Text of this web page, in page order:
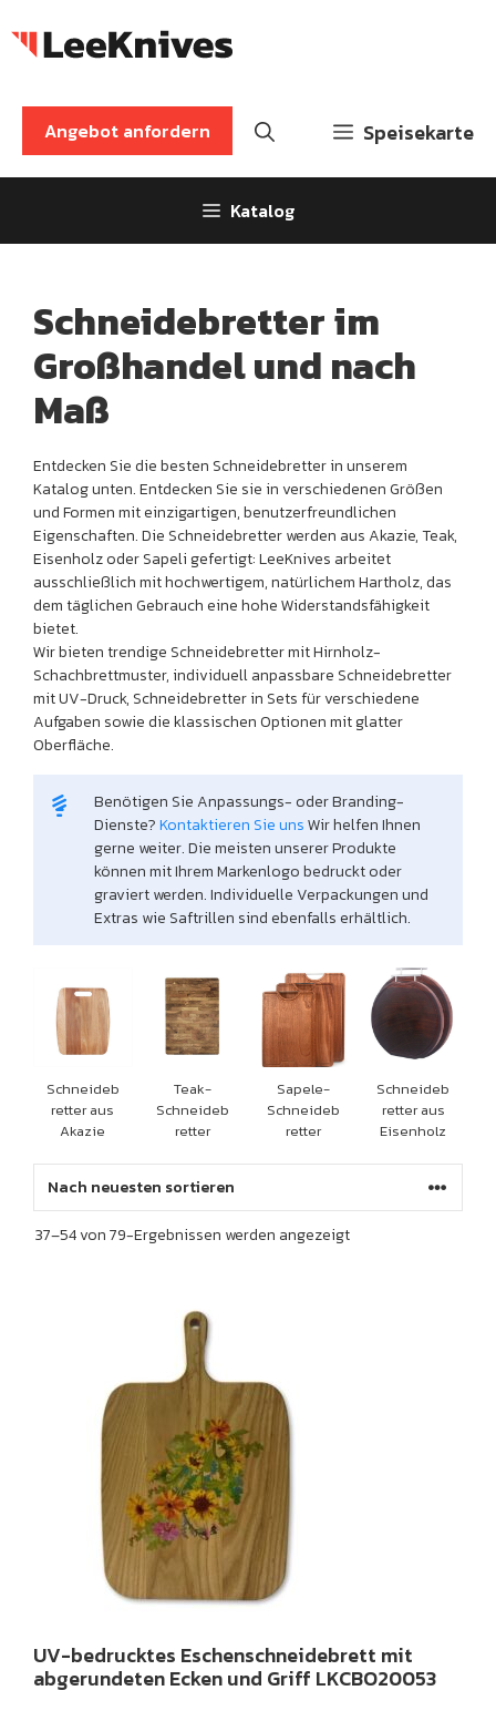
Inhalt
Speisekarte
Angebot anfordern
Katalog
Schneidebretter im
Großhandel und nach
Maß
Entdecken Sie die besten Schneidebretter in unserem
Katalog unten. Entdecken Sie sie in verschiedenen Größen
und Formen mit einzigartigen, benutzerfreundlichen
Eigenschaften. Die Schneidebretter werden aus Akazie, Teak,
Eisenholz oder Sapeli gefertigt: LeeKnives arbeitet
ausschließlich mit hochwertigem, natürlichem Hartholz, das
dem täglichen Gebrauch eine hohe Widerstandsfähigkeit
bietet.
Wir bieten trendige Schneidebretter mit Hirnholz-
Schachbrettmuster, individuell anpassbare Schneidebretter
mit UV-Druck, Schneidebretter in Sets für verschiedene
Aufgaben sowie die klassischen Optionen mit glatter
Oberfläche.
Benötigen Sie Anpassungs- oder Branding-
Dienste?Kontaktieren Sie unsWir helfen Ihnen
gerne weiter. Die meisten unserer Produkte
können mit Ihrem Markenlogo bedruckt oder
graviert werden. Individuelle Verpackungen und
Extras wie Saftrillen sind ebenfalls erhältlich.
Schneideb
retter aus
Akazie
Teak-
Schneideb
retter
Sapele-
Schneideb
retter
Schneideb
retter aus
Eisenholz
37–54 von 79-Ergebnissen werden angezeigtSortiert
UV-bedrucktes Eschenschneidebrett mit
abgerundeten Ecken und Griff LKCBO20053